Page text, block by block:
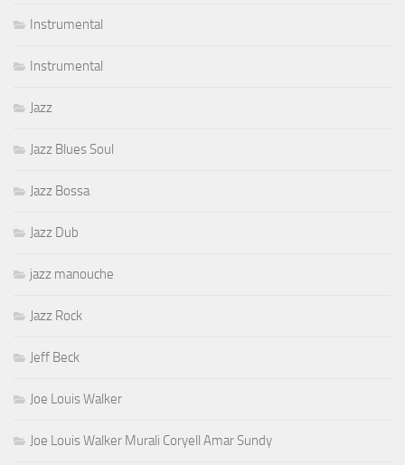
Instrumental
Instrumental
Jazz
Jazz Blues Soul
Jazz Bossa
Jazz Dub
jazz manouche
Jazz Rock
Jeff Beck
Joe Louis Walker
Joe Louis Walker Murali Coryell Amar Sundy